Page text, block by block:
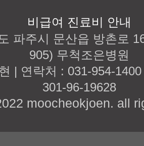
비급여 진료비 안내
파주시 문산읍 방촌로
905) 무척조은병원
| 연락처 : 031-954-
301-96-19628
moocheokjoen. all